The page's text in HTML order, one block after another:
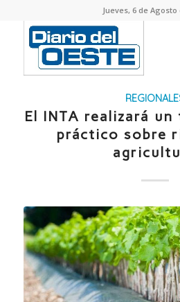
Jueves, 6 de Agosto
El INTA realizará
práctico sobre